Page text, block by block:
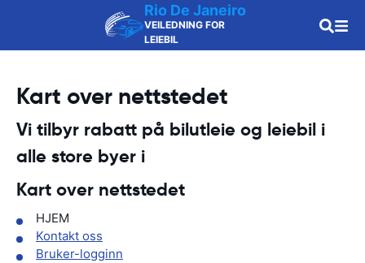
Rio De Janeiro
VEILEDNING FOR
LEIEBIL
Kart over nettstedet
Vi tilbyr rabatt på bilutleie og leiebil i
alle store byer i
Kart over nettstedet
HJEM
Kontakt oss
Bruker-logginn